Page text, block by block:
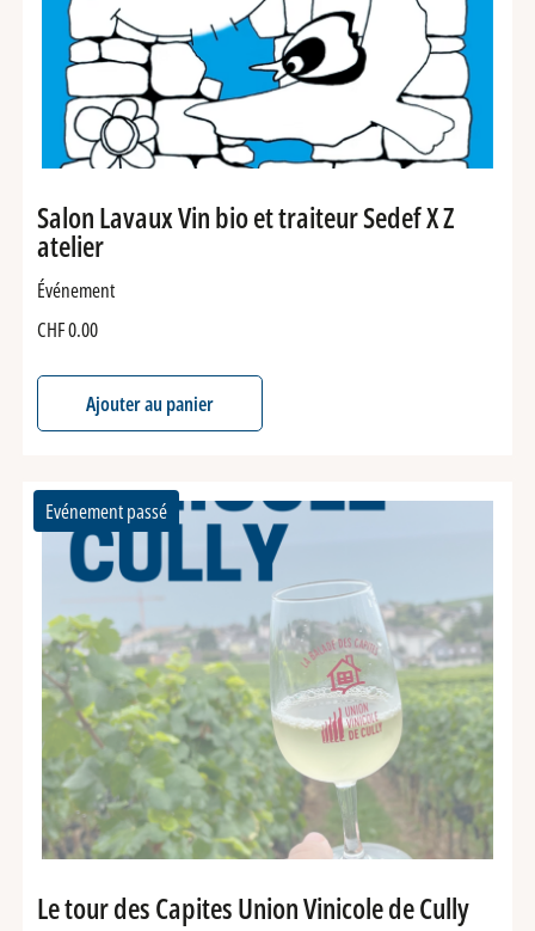
Salon Lavaux Vin bio et traiteur Sedef X Z
atelier
Événement
CHF0.00
Ajouter au panier
Evénement passé
Le tour des Capites Union Vinicole de Cully